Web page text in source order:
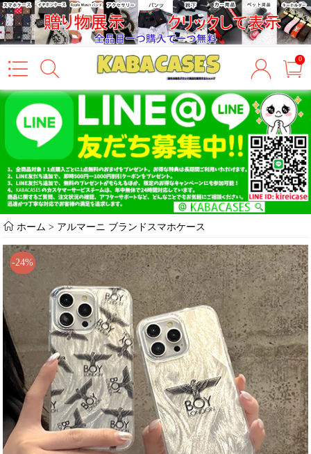
0
ホーム > アルマーニ ブランドスマホケース
-24%